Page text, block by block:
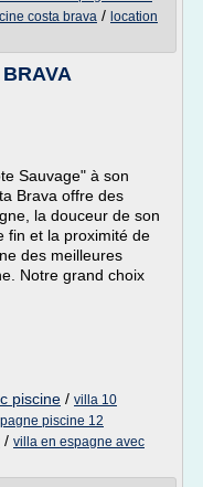
costa brava / location
Sauvage" à son
Brava offre des
la douceur de son
fin et la proximité de
des meilleures
Notre grand choix
piscine / villa 10
piscine 12
/ villa en espagne avec